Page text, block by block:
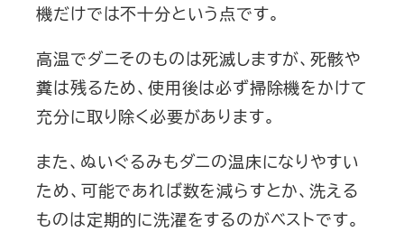
機だけでは不十分という点です。
高温でダニそのものは死滅しますが、死骸や
糞は残るため、使用後は必ず掃除機をかけて
充分に取り除く必要があります。
また、ぬいぐるみもダニの温床になりやすい
ため、可能であれば数を減らすとか、洗える
ものは定期的に洗濯をするのがベストです。